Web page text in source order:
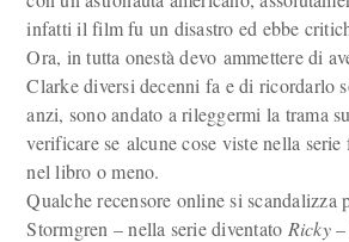
infatti il film fu un disastro ed ebbe
Ora, in tutta onestà devo ammettere di
Clarke diversi decenni fa e di ricordarlo
anzi, sono andato a rileggermi la trama
verificare se alcune cose viste nella serie
nel libro o meno.
Qualche recensore online si scandalizza
Stormgren – nella serie diventato Ricky–